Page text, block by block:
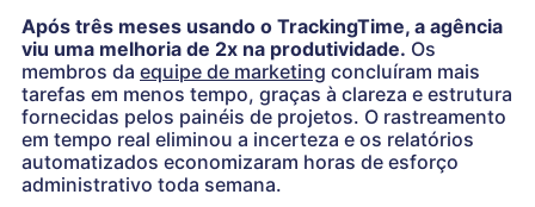
Após três meses usando o TrackingTime, a agência
viu uma melhoria de 2x na produtividade. Os
membros da equipe de marketing concluíram mais
tarefas em menos tempo, graças à clareza e estrutura
fornecidas pelos painéis de projetos. O rastreamento
em tempo real eliminou a incerteza e os relatórios
automatizados economizaram horas de esforço
administrativo toda semana.